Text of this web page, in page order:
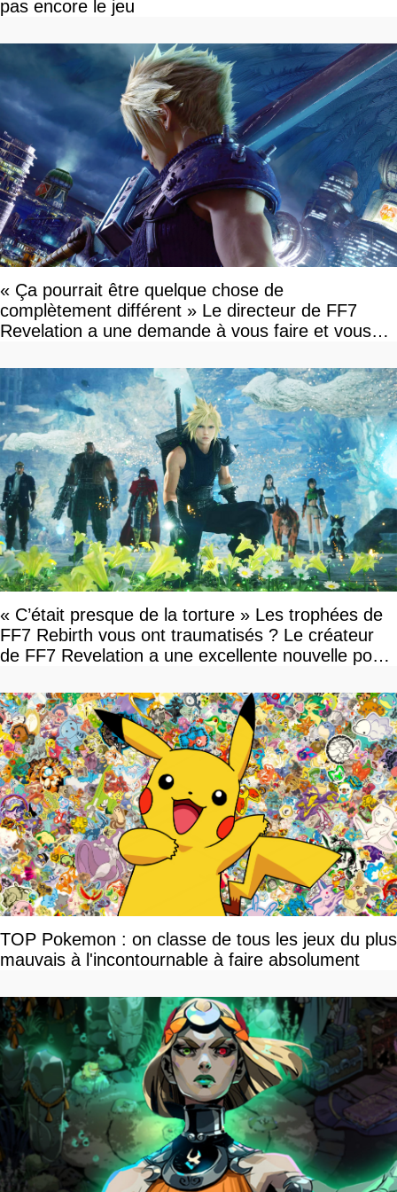
pas encore le jeu
« Ça pourrait être quelque chose de
complètement différent » Le directeur de FF7
Revelation a une demande à vous faire et vous
« C’était presque de la torture » Les trophées de
FF7 Rebirth vous ont traumatisés ? Le créateur
de FF7 Revelation a une excellente nouvelle pour
TOP Pokemon : on classe de tous les jeux du plus
mauvais à l'incontournable à faire absolument